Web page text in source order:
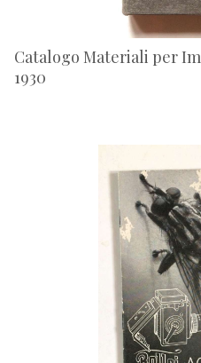
Catalogo Materiali per
1930